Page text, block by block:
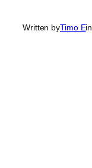
Written byTimo Ein